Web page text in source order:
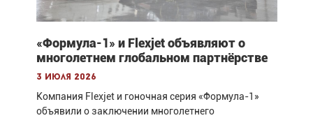
«Формула-1» и Flexjet объявляют о
многолетнем глобальном партнёрстве
3 июля 2026
Компания Flexjet и гоночная серия «Формула-1»
объявили о заключении многолетнего